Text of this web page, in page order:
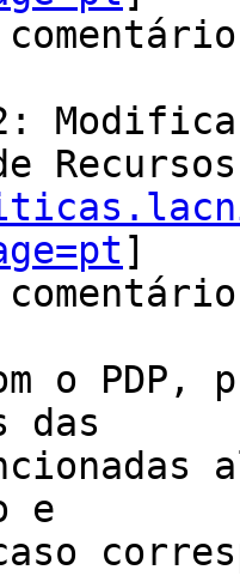
Recursos
]
o PDP,
das
e